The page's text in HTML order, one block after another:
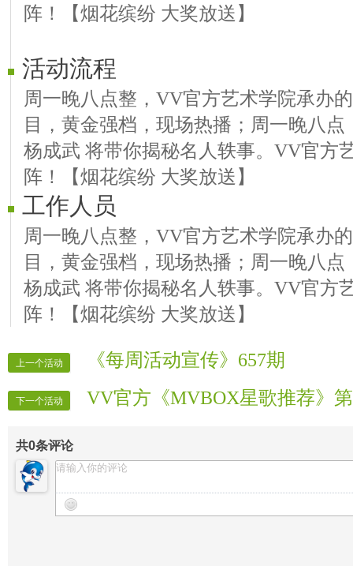
阵！【烟花缤纷 大奖放送】
活动流程
周一晚八点整，VV官方艺术学院承办
目，黄金强档，现场热播；周一晚八
杨成武 将带你揭秘名人轶事。VV官方
阵！【烟花缤纷 大奖放送】
工作人员
周一晚八点整，VV官方艺术学院承办
目，黄金强档，现场热播；周一晚八
杨成武 将带你揭秘名人轶事。VV官方
阵！【烟花缤纷 大奖放送】
上一个活动 《每周活动宣传》657期
下一个活动 VV官方《MVBOX星歌推荐》
共0条评论